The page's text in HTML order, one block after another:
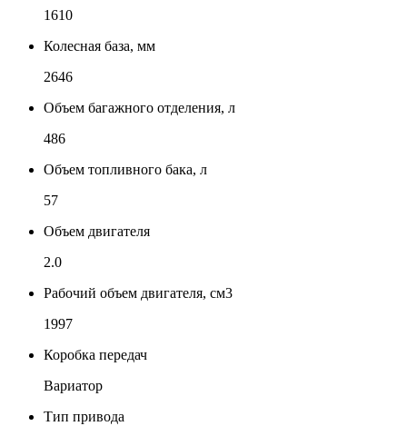
1610
Колесная база, мм
2646
Объем багажного отделения, л
486
Объем топливного бака, л
57
Объем двигателя
2.0
Рабочий объем двигателя, см3
1997
Коробка передач
Вариатор
Тип привода